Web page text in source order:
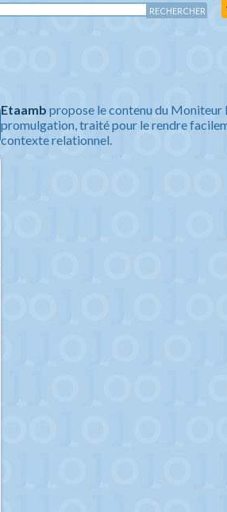
Etaamb propose le contenu du
promulgation, traité pour le rendre
contexte relationnel.